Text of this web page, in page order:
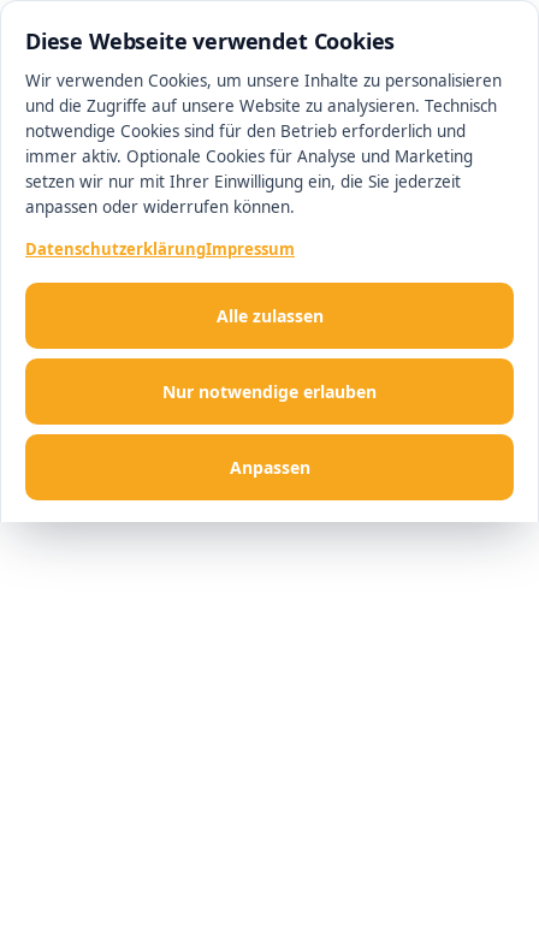
Diese Webseite verwendet Cookies
Wir verwenden Cookies, um unsere Inhalte zu personalisieren
und die Zugriffe auf unsere Website zu analysieren. Technisch
notwendige Cookies sind für den Betrieb erforderlich und
immer aktiv. Optionale Cookies für Analyse und Marketing
setzen wir nur mit Ihrer Einwilligung ein, die Sie jederzeit
anpassen oder widerrufen können.
DatenschutzerklärungImpressum
Nur notwendige erlauben
Anpassen
Alle zulassen